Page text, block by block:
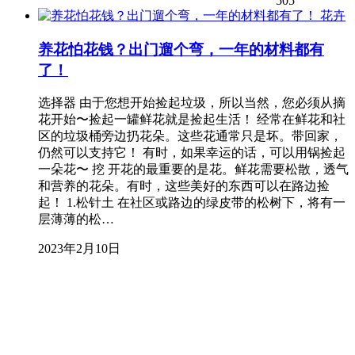
花卉
养花怕花钱？出门遛个弯，一年的材料都有
了！
选择器 由于您想开始捡起垃圾，所以当然，您必须从摘
花开始〜捡起一罐鲜花就是捡起生活！ 经常在鲜花和社
区的垃圾桶旁边扔花朵。这些花通常只是坏。带回家，
仍然可以支持它！ 有时，如果幸运的话，可以用锅捡起
一朵花〜 挖 开花的最重要的是花。鲜花需要松散，透气
和营养的花朵。有时，这些美好的东西可以在路边捡
起！ 1.松针土 在社区或路边的绿皮带的松树下，将有一
层薄薄的松…
2023年2月10日